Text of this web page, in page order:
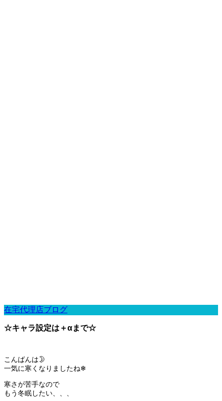
在宅代理店ブログ
☆キャラ設定は＋αまで☆
こんばんは🌛
一気に寒くなりましたね❄
寒さが苦手なので
もう冬眠したい、、、